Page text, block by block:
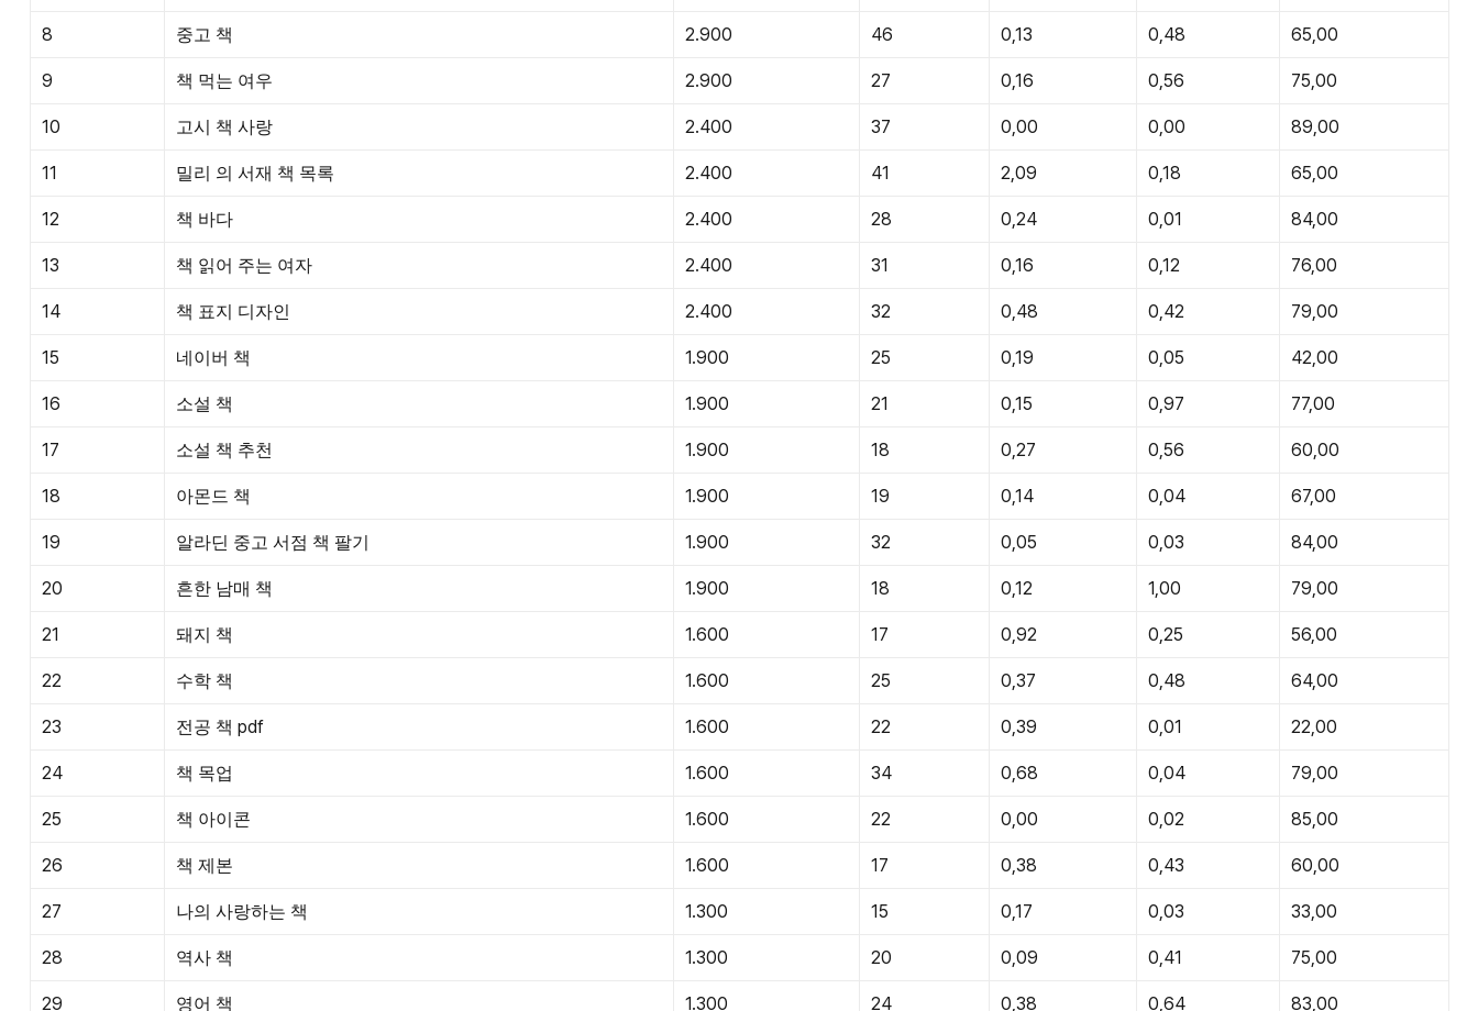
8 중고 책 2.900 46 0,13 0,48 65,00
9 책 먹는 여우 2.900 27 0,16 0,56 75,00
10 고시 책 사랑 2.400 37 0,00 0,00 89,00
11 밀리 의 서재 책 목록 2.400 41 2,09 0,18 65,00
12 책 바다 2.400 28 0,24 0,01 84,00
13 책 읽어 주는 여자 2.400 31 0,16 0,12 76,00
14 책 표지 디자인 2.400 32 0,48 0,42 79,00
15 네이버 책 1.900 25 0,19 0,05 42,00
16 소설 책 1.900 21 0,15 0,97 77,00
17 소설 책 추천 1.900 18 0,27 0,56 60,00
18 아몬드 책 1.900 19 0,14 0,04 67,00
19 알라딘 중고 서점 책 팔기 1.900 32 0,05 0,03 84,00
20 흔한 남매 책 1.900 18 0,12 1,00 79,00
21 돼지 책 1.600 17 0,92 0,25 56,00
22 수학 책 1.600 25 0,37 0,48 64,00
23 전공 책 pdf 1.600 22 0,39 0,01 22,00
24 책 목업 1.600 34 0,68 0,04 79,00
25 책 아이콘 1.600 22 0,00 0,02 85,00
26 책 제본 1.600 17 0,38 0,43 60,00
27 나의 사랑하는 책 1.300 15 0,17 0,03 33,00
28 역사 책 1.300 20 0,09 0,41 75,00
29 영어 책 1.300 24 0,38 0,64 83,00